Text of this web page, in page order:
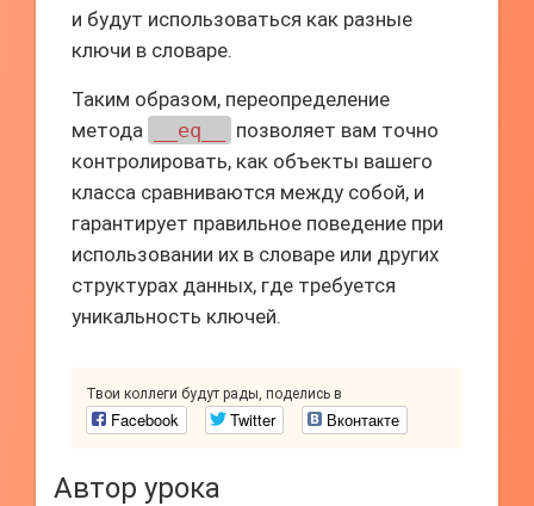
и будут использоваться как разные
ключи в словаре.
Таким образом, переопределение
метода
__eq__
позволяет вам точно
контролировать, как объекты вашего
класса сравниваются между собой, и
гарантирует правильное поведение при
использовании их в словаре или других
структурах данных, где требуется
уникальность ключей.
Твои коллеги будут рады, поделись в
Facebook Twitter Вконтакте
Автор урока